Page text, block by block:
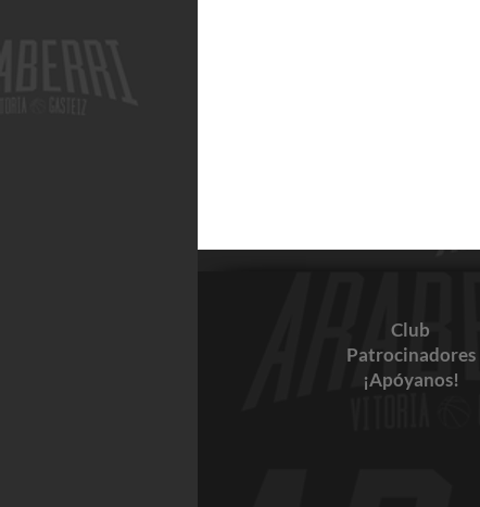
Club
Patrocinadores
¡Apóyanos!